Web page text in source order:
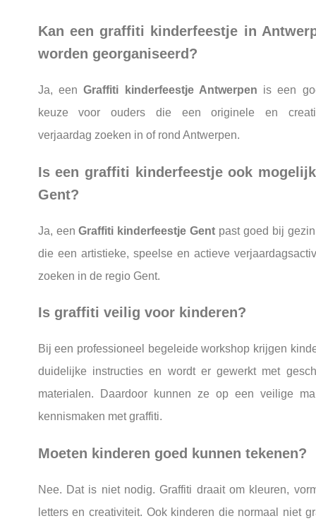
Kan een graffiti kinderfeestje in
worden georganiseerd?
Ja, eenGraffiti kinderfeestje Antwerpen is een
keuze voor ouders die een originele en
verjaardag zoeken in of rond Antwerpen.
Is een graffiti kinderfeestje ook
Gent?
Ja, eenGraffiti kinderfeestje Gent past goed bij
die een artistieke, speelse en actieve
zoeken in de regio Gent.
Is graffiti veilig voor kinderen?
Bij een professioneel begeleide workshop krijgen
duidelijke instructies en wordt er gewerkt met
materialen. Daardoor kunnen ze op een veilige
kennismaken met graffiti.
Moeten kinderen goed kunnen tekenen?
Nee. Dat is niet nodig. Graffiti draait om kleuren,
letters en creativiteit. Ook kinderen die normaal niet